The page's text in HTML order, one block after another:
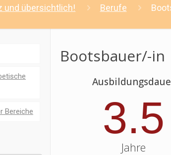
und übersichtlich! Berufe
Bootsbauer/-in
3.5
Jahre
Bereiche